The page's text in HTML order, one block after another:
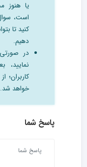
یا هنوز
است،
کنید تا
دهیم.
در
نمایید،
کاربران؛
خواهد شد.
پاسخ شما